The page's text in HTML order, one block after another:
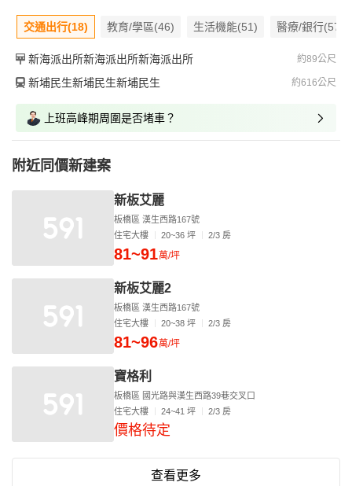
交通出行(18) 教育/學區(46) 生活機能(51) 醫療/銀行(57)
新海派出所新海派出所新海派出所 約89公尺
新埔民生新埔民生新埔民生 約616公尺
上班高峰期周圍是否堵車？
附近同價新建案
新板艾麗
板橋區 漢生西路167號
住宅大樓
20~36 坪 2/3 房
81~91萬/坪
新板艾麗2
板橋區 漢生西路167號
住宅大樓
20~38 坪 2/3 房
81~96萬/坪
寶格利
板橋區 國光路與漢生西路39巷交叉口
住宅大樓
24~41 坪 2/3 房
價格待定
查看更多